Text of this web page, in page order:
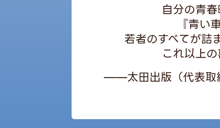
自分の青
『青い
若者のすべてが詰
これ以上
——太田出版（代表取